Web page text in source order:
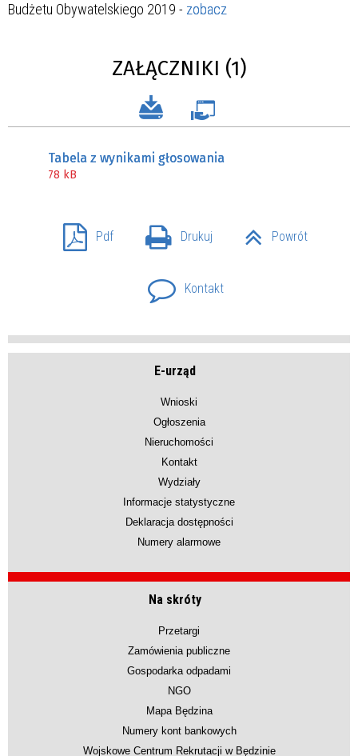
Budżetu Obywatelskiego 2019 - zobacz
ZAŁĄCZNIKI (1)
Tabela z wynikami głosowania
78 kB
Pdf Drukuj Powrót
Kontakt
E-urząd
Wnioski
Ogłoszenia
Nieruchomości
Kontakt
Wydziały
Informacje statystyczne
Deklaracja dostępności
Numery alarmowe
Na skróty
Przetargi
Zamówienia publiczne
Gospodarka odpadami
NGO
Mapa Będzina
Numery kont bankowych
Wojskowe Centrum Rekrutacji w Będzinie